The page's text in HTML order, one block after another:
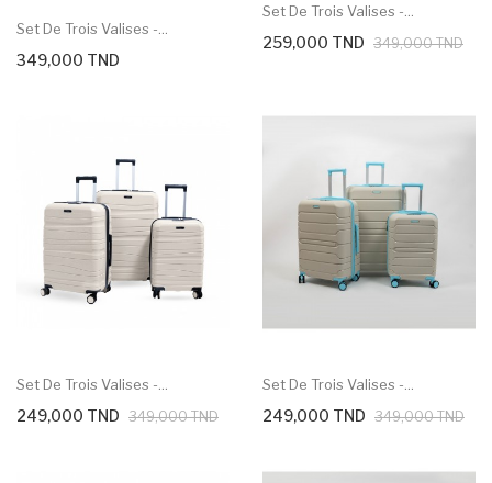
Set De Trois Valises -...
349,000 TND
Set De Trois Valises -...
259,000 TND 349,000 TND
Set De Trois Valises -...
249,000 TND 349,000 TND
Set De Trois Valises -...
249,000 TND 349,000 TND